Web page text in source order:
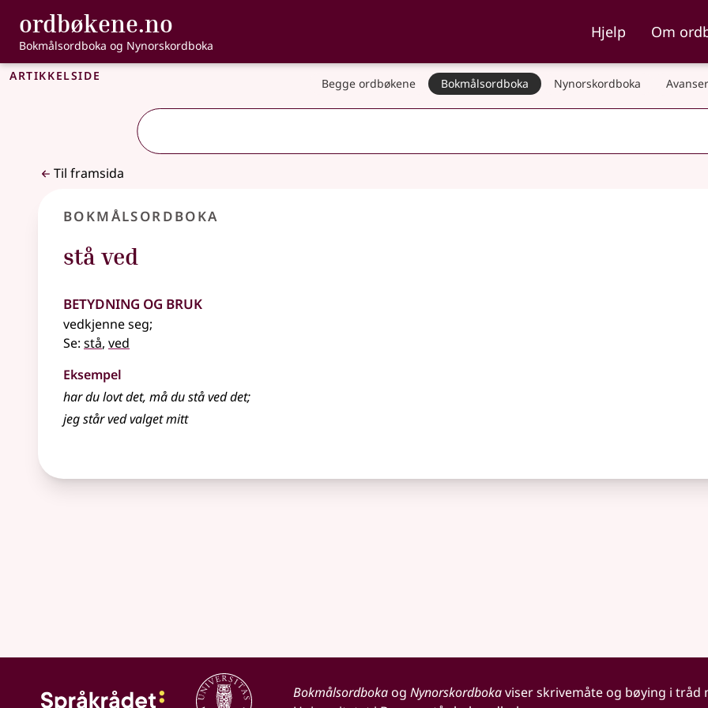
Gå til hovudinnhald
Tilgjenge
ordbøkene.no , Bokmålsordboka og Nynorskordboka
Bokmålsordboka og Nynorskordboka
Hjelp Om
Artikkelside Begge ordbøkene Bokmålsordboka Nynorskordboka
Til framsida
Bokmålsordboka
stå ved
Betydning og bruk
vedkjenne seg;
Se: stå, ved
Eksempel
har du lovt det, må du stå ved det;
jeg står ved valget mitt
Bokmålsordbokaog Nynorskordbokaviser skrivemåte og bøying i tråd